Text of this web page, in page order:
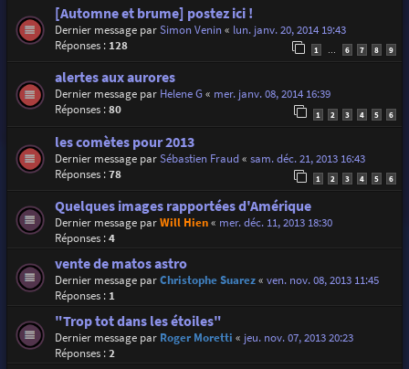
[Automne et brume] postez ici !
Dernier message parSimon Venin« lun. janv. 20, 2014 19:43
Réponses : 128 1 … 6 7 8 9
alertes aux aurores
Dernier message par Helene G« mer. janv. 08, 2014 16:39
Réponses :80 1 2 3 4 5 6
les comètes pour 2013
Dernier message parSébastien Fraud« sam. déc. 21, 2013 16:43
Réponses :78 1 2 3 4 5 6
Quelques images rapportées d'Amérique
Dernier message parWill Hien« mer. déc. 11, 2013 18:30
Réponses :4
vente de matos astro
Dernier message parChristophe Suarez« ven. nov. 08, 2013 11:45
Réponses : 1
"Trop tot dans les étoiles"
Dernier message par Roger Moretti « jeu. nov. 07, 2013 20:23
Réponses :2